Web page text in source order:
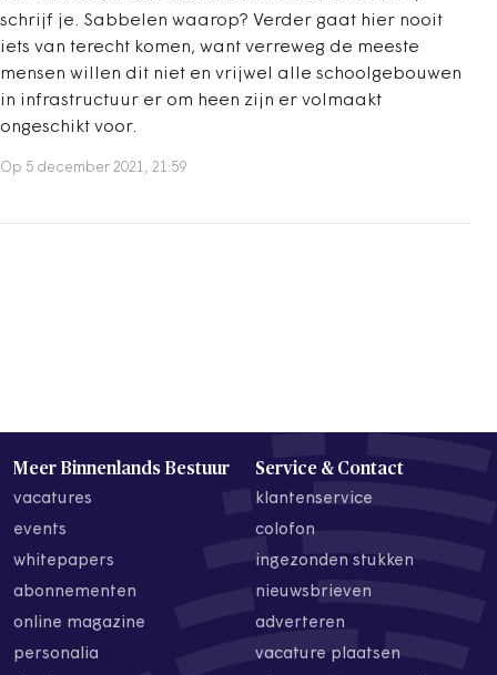
schrijf je. Sabbelen waarop? Verder gaat hier nooit
iets van terecht komen, want verreweg de meeste
mensen willen dit niet en vrijwel alle schoolgebouwen
in infrastructuur er om heen zijn er volmaakt
ongeschikt voor.
Op 5 december 2021, 21:59
Meer Binnenlands Bestuur
vacatures
events
whitepapers
abonnementen
online magazine
personalia
Service & Contact
klantenservice
colofon
ingezonden stukken
nieuwsbrieven
adverteren
vacature plaatsen